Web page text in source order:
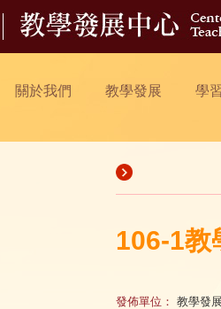
關於我們 教學發展 學
106-1教
發佈單位： 教學發